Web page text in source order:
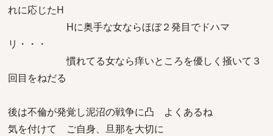
れに応じたH
Hに奥手な女ならほぼ２発目でドハマ
リ・・・
慣れてる女なら痒いところを優しく掻いて３
回目をねだる
後は不倫が発覚し泥沼の戦争に凸 よくあるね
気を付けて ご自身、旦那を大切に